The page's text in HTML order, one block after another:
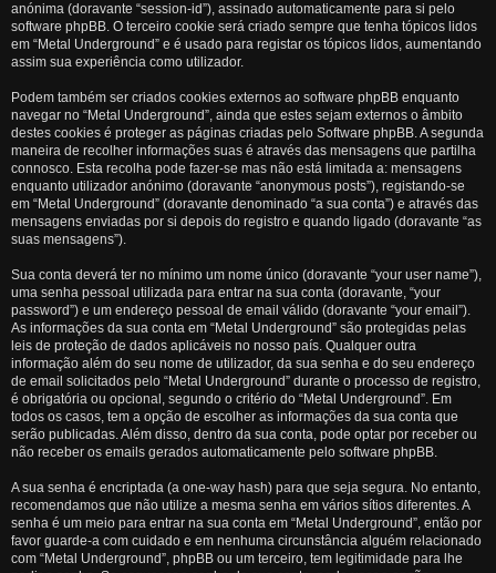
anónima (doravante “session-id”), assinado automaticamente para si pelo
software phpBB. O terceiro cookie será criado sempre que tenha tópicos lidos
em “Metal Underground” e é usado para registar os tópicos lidos, aumentando
assim sua experiência como utilizador.
Podem também ser criados cookies externos ao software phpBB enquanto
navegar no “Metal Underground”, ainda que estes sejam externos o âmbito
destes cookies é proteger as páginas criadas pelo Software phpBB. A segunda
maneira de recolher informações suas é através das mensagens que partilha
connosco. Esta recolha pode fazer-se mas não está limitada a: mensagens
enquanto utilizador anónimo (doravante “anonymous posts”), registando-se
em “Metal Underground” (doravante denominado “a sua conta”) e através das
mensagens enviadas por si depois do registro e quando ligado (doravante “as
suas mensagens”).
Sua conta deverá ter no mínimo um nome único (doravante “your user name”),
uma senha pessoal utilizada para entrar na sua conta (doravante, “your
password”) e um endereço pessoal de email válido (doravante “your email”).
As informações da sua conta em “Metal Underground” são protegidas pelas
leis de proteção de dados aplicáveis no nosso país. Qualquer outra
informação além do seu nome de utilizador, da sua senha e do seu endereço
de email solicitados pelo “Metal Underground” durante o processo de registro,
é obrigatória ou opcional, segundo o critério do “Metal Underground”. Em
todos os casos, tem a opção de escolher as informações da sua conta que
serão publicadas. Além disso, dentro da sua conta, pode optar por receber ou
não receber os emails gerados automaticamente pelo software phpBB.
A sua senha é encriptada (a one-way hash) para que seja segura. No entanto,
recomendamos que não utilize a mesma senha em vários sítios diferentes. A
senha é um meio para entrar na sua conta em “Metal Underground”, então por
favor guarde-a com cuidado e em nenhuma circunstância alguém relacionado
com “Metal Underground”, phpBB ou um terceiro, tem legitimidade para lhe